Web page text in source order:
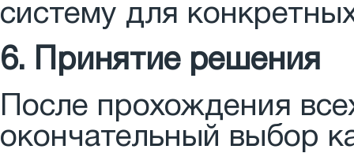
систему для
6. Принятие решения
После прохождения
окончательный выбор